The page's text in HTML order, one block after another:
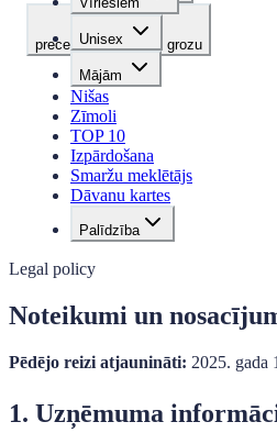
preces grozā, skatīt grozu
Unisex
Mājām
Nišas
Zīmoli
TOP 10
Izpārdošana
Smaržu meklētājs
Dāvanu kartes
Palīdzība
Legal policy
Noteikumi un
Pēdējo reizi atjaunināti: 2025. gada
1. Uzņēmuma